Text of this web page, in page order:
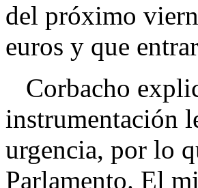
del próximo
euros y que
Corbacho
instrumentación
urgencia, por lo
Parlamento. El